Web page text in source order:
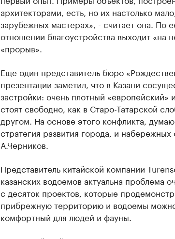
архитекторами, есть, но их настолько
зарубежных мастерах», - считает она. По
отношении благоустройства выходит «на
«прорыв».
Еще один представитель бюро
презентации заметил, что в Казани
застройки: очень плотный «европейский»
стоят свободно, как в Старо-Татарской
другом. На основе этого конфликта,
стратегия развития города, и набережных
А.Черников.
Представитель китайской компании
казанских водоемов актуальна проблема
с десяток проектов, которые
прибрежную территорию и водоемы можно
комфортный для людей и фауны.